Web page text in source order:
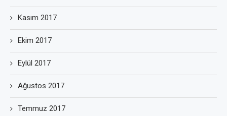
Kasım 2017
Ekim 2017
Eylül 2017
Ağustos 2017
Temmuz 2017